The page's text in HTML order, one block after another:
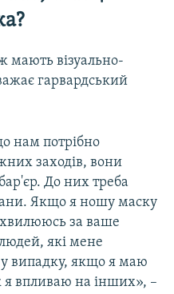
мають візуально-
гарвардський
нам потрібно
заходів, вони
До них треба
Якщо я ношу маску
за ваше
які мене
випадку, якщо я маю
я впливаю на інших», –